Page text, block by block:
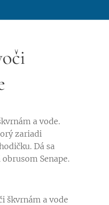
a vode.
zariadi
Dá sa
Senape.
škvrnám a vode